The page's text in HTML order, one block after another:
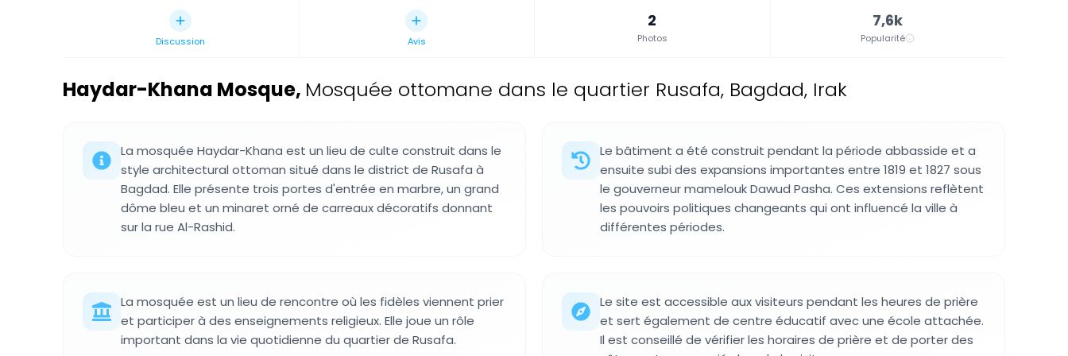
Discussion Avis
2
Photos
7,6k
Popularité
Haydar-Khana Mosque, Mosquée ottomane dans le quartier Rusafa, Bagdad, Irak
La mosquée Haydar-Khana est un lieu de culte construit dans le
style architectural ottoman situé dans le district de Rusafa à
Bagdad. Elle présente trois portes d'entrée en marbre, un grand
dôme bleu et un minaret orné de carreaux décoratifs donnant
sur la rue Al-Rashid.
Le bâtiment a été construit pendant la période abbasside et a
ensuite subi des expansions importantes entre 1819 et 1827 sous
le gouverneur mamelouk Dawud Pasha. Ces extensions reflètent
les pouvoirs politiques changeants qui ont influencé la ville à
différentes périodes.
La mosquée est un lieu de rencontre où les fidèles viennent prier
et participer à des enseignements religieux. Elle joue un rôle
important dans la vie quotidienne du quartier de Rusafa.
Le site est accessible aux visiteurs pendant les heures de prière
et sert également de centre éducatif avec une école attachée.
Il est conseillé de vérifier les horaires de prière et de porter des